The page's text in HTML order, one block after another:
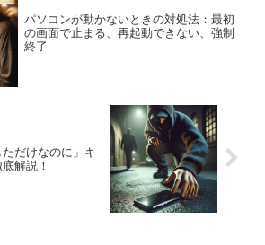
パソコンが動かないときの対処法：最初
の画面で止まる、再起動できない、強制
終了
だけなのに」キ
解説！